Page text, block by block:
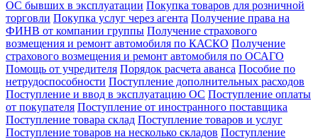
ОС бывших в эксплуатации Покупка товаров для розничной
торговли Покупка услуг через агента Получение права на
ФИНВ от компании группы Получение страхового
возмещения и ремонт автомобиля по КАСКО Получение
страхового возмещения и ремонт автомобиля по ОСАГО
Помощь от учредителя Порядок расчета аванса Пособие по
нетрудоспособности Поступление дополнительных расходов
Поступление и ввод в эксплуатацию ОС Поступление оплаты
от покупателя Поступление от иностранного поставщика
Поступление товара склад Поступление товаров и услуг
Поступление товаров на несколько складов Поступление